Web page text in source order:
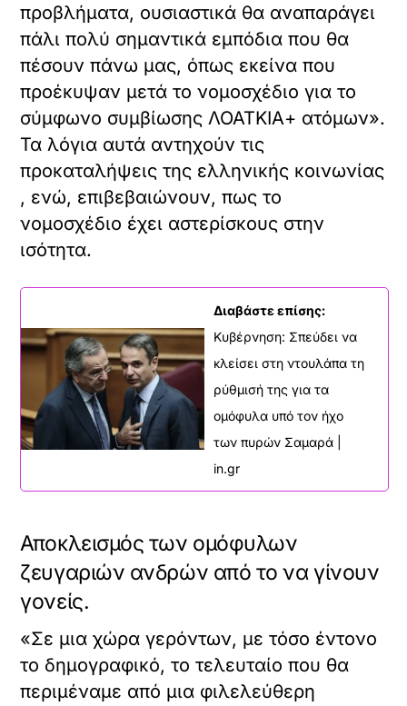
προβλήματα, ουσιαστικά θα αναπαράγει
πάλι πολύ σημαντικά εμπόδια που θα
πέσουν πάνω μας, όπως εκείνα που
προέκυψαν μετά το νομοσχέδιο για το
σύμφωνο συμβίωσης ΛΟΑΤΚΙΑ+ ατόμων».
Τα λόγια αυτά αντηχούν τις
προκαταλήψεις της ελληνικής κοινωνίας
, ενώ, επιβεβαιώνουν, πως το
νομοσχέδιο έχει αστερίσκους στην
ισότητα.
Διαβάστε επίσης:
Κυβέρνηση: Σπεύδει να
κλείσει στη ντουλάπα τη
ρύθμισή της για τα
ομόφυλα υπό τον ήχο
των πυρών Σαμαρά |
in.gr
Αποκλεισμός των ομόφυλων
ζευγαριών ανδρών από το να γίνουν
γονείς.
«Σε μια χώρα γερόντων, με τόσο έντονο
το δημογραφικό, το τελευταίο που θα
περιμέναμε από μια φιλελεύθερη